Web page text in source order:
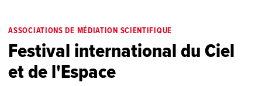
ASSOCIATIONS DE MÉDIATION SCIENTIFIQUE
Festival international du Ciel
et de l'Espace